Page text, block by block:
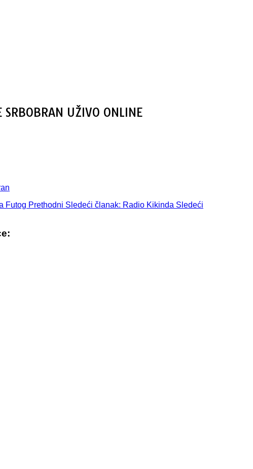
SRBOBRAN UŽIVO ONLINE
Futog Prethodni Sledeći članak: Radio Kikinda Sledeći